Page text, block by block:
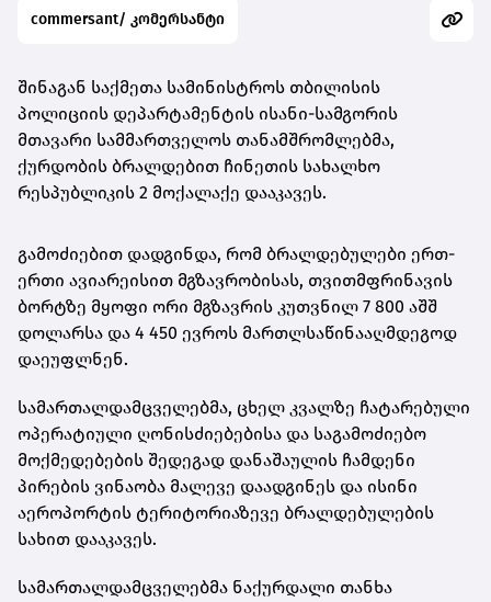
commersant/ კომერსანტი
შინაგან საქმეთა სამინისტროს თბილისის
პოლიციის დეპარტამენტის ისანი-სამგორის
მთავარი სამმართველოს თანამშრომლებმა,
ქურდობის ბრალდებით ჩინეთის სახალხო
რესპუბლიკის 2 მოქალაქე დააკავეს.
გამოძიებით დადგინდა, რომ ბრალდებულები ერთ-
ერთი ავიარეისით მგზავრობისას, თვითმფრინავის
ბორტზე მყოფი ორი მგზავრის კუთვნილ 7 800 აშშ
დოლარსა და 4 450 ევროს მართლსაწინააღმდეგოდ
დაეუფლნენ.
სამართალდამცველებმა, ცხელ კვალზე ჩატარებული
ოპერატიული ღონისძიებებისა და საგამოძიებო
მოქმედებების შედეგად დანაშაულის ჩამდენი
პირების ვინაობა მალევე დაადგინეს და ისინი
აეროპორტის ტერიტორიაზევე ბრალდებულების
სახით დააკავეს.
სამართალდამცველებმა ნაქურდალი თანხა